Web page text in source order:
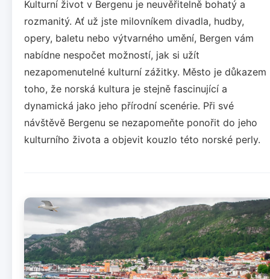
Kulturní život v Bergenu je neuvěřitelně bohatý a
rozmanitý. Ať už jste milovníkem divadla, hudby,
opery, baletu nebo výtvarného umění, Bergen vám
nabídne nespočet možností, jak si užít
nezapomenutelné kulturní zážitky. Město je důkazem
toho, že norská kultura je stejně fascinující a
dynamická jako jeho přírodní scenérie. Při své
návštěvě Bergenu se nezapomeňte ponořit do jeho
kulturního života a objevit kouzlo této norské perly.